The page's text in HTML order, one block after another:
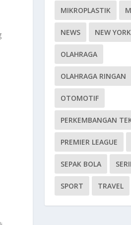
MIKROPLASTIK
NEWS NEW YORK
OLAHRAGA
OLAHRAGA RINGAN
OTOMOTIF
PERKEMBANGAN
PREMIER LEAGUE
SEPAK BOLA
SPORT TRAVEL